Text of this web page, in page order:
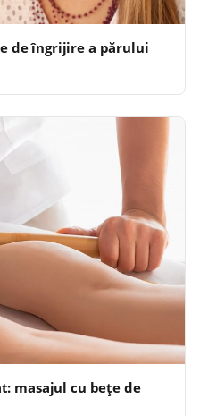
de îngrijire a părului
masajul cu bețe de